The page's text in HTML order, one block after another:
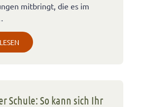
mitbringt, die es im
Schule: So kann sich Ihr